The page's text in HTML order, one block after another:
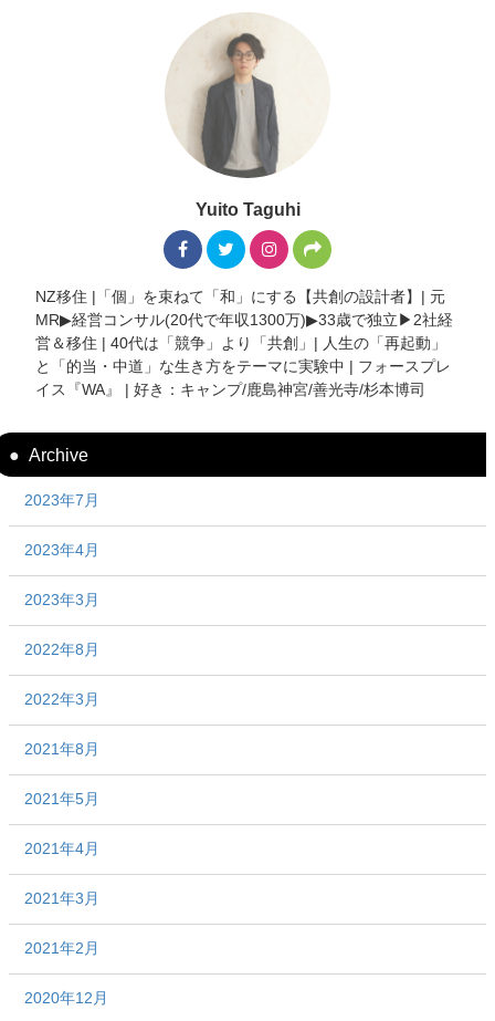
Yuito Taguhi
NZ移住 |「個」を束ねて「和」にする【共創の設計者】| 元
MR▶︎経営コンサル(20代で年収1300万)▶︎33歳で独立▶︎2社経
営＆移住 | 40代は「競争」より「共創」| 人生の「再起動」
と「的当・中道」な生き方をテーマに実験中 | フォースプレ
イス『WA』 | 好き：キャンプ/鹿島神宮/善光寺/杉本博司
Archive
2023年7月
2023年4月
2023年3月
2022年8月
2022年3月
2021年8月
2021年5月
2021年4月
2021年3月
2021年2月
2020年12月